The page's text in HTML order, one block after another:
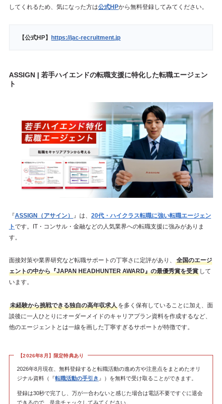
してくれるため、気になった方は公式HPから無料登録してみてください。
【公式HP】https://jac-recruitment.jp
ASSIGN | 若手ハイエンドの転職支援に特化した転職エージェン
ト
『ASSIGN（アサイン） 』は、 20代・ハイクラス転職に強い転職エージェン
トです。IT・コンサル・金融などの人気業界への転職支援に強みがありま
す。
面接対策や業界研究など転職サポートの丁寧さに定評があり、
全国のエージ
ェントの中から『JAPAN HEADHUNTER AWARD』の最優秀賞を受賞して
います。
未経験から挑戦できる独自の高年収求人を多く保有していることに加え、面
談後に一人ひとりにオーダーメイドのキャリアプラン資料を作成するなど、
他のエージェントとは一線を画した丁寧すぎるサポートが特徴です。
【2026年8月】限定特典あり
2026年8月現在、無料登録すると転職活動の進め方や注意点をまとめたオリ
ジナル資料（『転職活動の手引き 』）を無料で受け取ることができます。
登録は30秒で完了し、万が一合わないと感じた場合は電話不要ですぐに退会
できるので、是非チェックしてみてください。